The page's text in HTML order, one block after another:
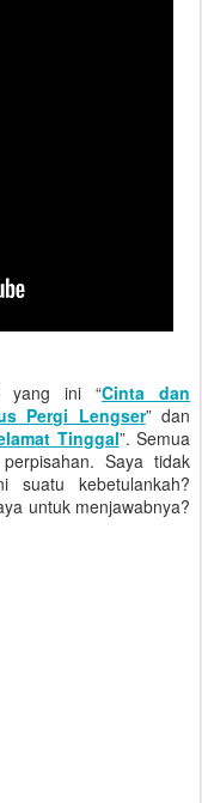
yang ini “Cinta dan
Pergi Lengser” dan
Tinggal”. Semua
Saya tidak
kebetulankah?
untuk menjawabnya?